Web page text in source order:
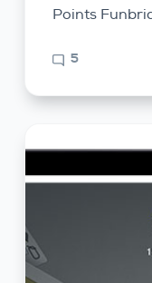
Points
5